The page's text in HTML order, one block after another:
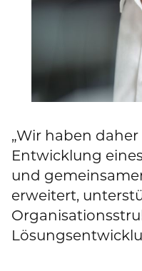
„Wir haben
Entwicklung
und
erweitert,